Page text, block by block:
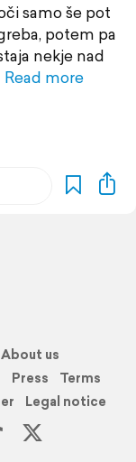
samo še pot
potem pa
nekje nad
Read more
About us
Press
Terms
Legal notice